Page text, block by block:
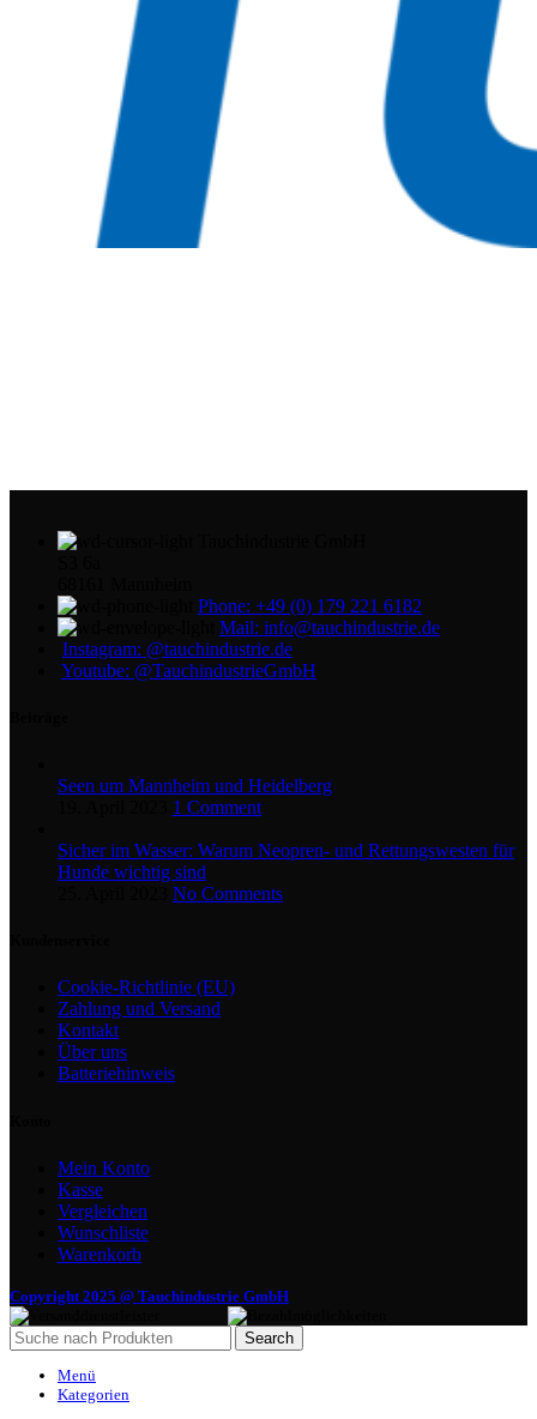
Phone: +49 (0) 179 221 6182
Mail: info@tauchindustrie.de
Instagram: @tauchindustrie.de
Youtube: @TauchindustrieGmbH
Seen um Mannheim und Heidelberg
1 Comment
Sicher im Wasser: Warum Neopren- und Rettungswesten für
Hunde wichtig sind
No Comments
Cookie-Richtlinie (EU)
Zahlung und Versand
Kontakt
Über uns
Batteriehinweis
Mein Konto
Kasse
Vergleichen
Wunschliste
Warenkorb
Copyright 2025 @ Tauchindustrie GmbH
Search
Menü
Kategorien